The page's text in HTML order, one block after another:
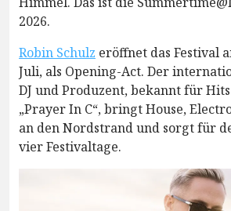
2026.
Robin Schulz eröffnet das Festival
Juli, als Opening-Act. Der
DJ und Produzent, bekannt für
„Prayer In C“, bringt House,
an den Nordstrand und sorgt für
vier Festivaltage.